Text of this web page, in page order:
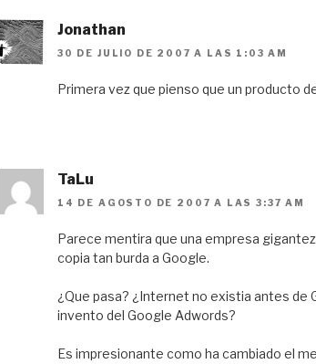
Jonathan
30 DE JULIO DE 2007 A LAS 1:03 AM
Primera vez que pienso que un producto
TaLu
14 DE AGOSTO DE 2007 A LAS 3:37 AM
Parece mentira que una empresa
copia tan burda a Google.
¿Que pasa? ¿Internet no existia antes de
invento del Google Adwords?
Es impresionante como ha cambiado el